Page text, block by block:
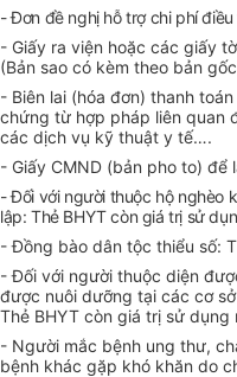
- Đơn đề nghị hỗ trợ chi phí
- Giấy ra viện hoặc các giấy
(Bản sao có kèm theo bản
- Biên lai (hóa đơn) thanh
chứng từ hợp pháp liên quan
các dịch vụ kỹ thuật y tế….
- Giấy CMND (bản pho to) để
- Đối với người thuộc hộ nghèo
lập: Thẻ BHYT còn giá trị sử
- Đồng bào dân tộc thiểu số:
- Đối với người thuộc diện
được nuôi dưỡng tại các cơ
Thẻ BHYT còn giá trị sử dụng
- Người mắc bệnh ung thư,
bệnh khác gặp khó khăn do